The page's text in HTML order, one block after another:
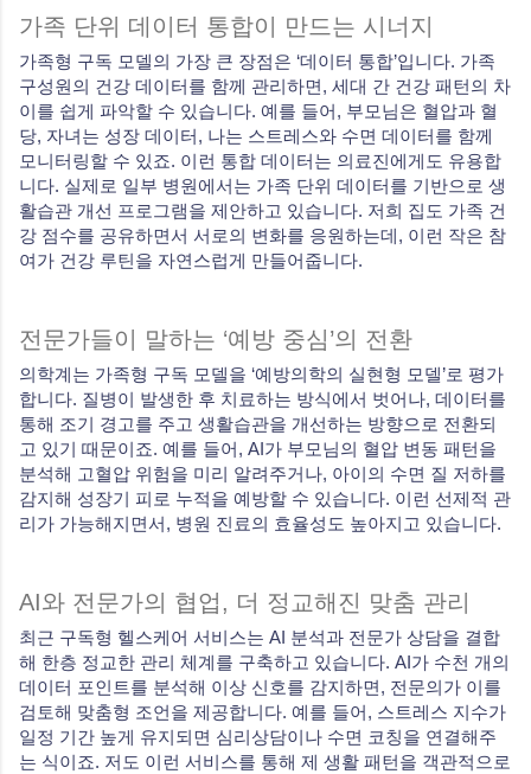
가족 단위 데이터 통합이 만드는 시너지
가족형 구독 모델의 가장 큰 장점은 ‘데이터 통합’입니다. 가족
구성원의 건강 데이터를 함께 관리하면, 세대 간 건강 패턴의 차
이를 쉽게 파악할 수 있습니다. 예를 들어, 부모님은 혈압과 혈
당, 자녀는 성장 데이터, 나는 스트레스와 수면 데이터를 함께
모니터링할 수 있죠. 이런 통합 데이터는 의료진에게도 유용합
니다. 실제로 일부 병원에서는 가족 단위 데이터를 기반으로 생
활습관 개선 프로그램을 제안하고 있습니다. 저희 집도 가족 건
강 점수를 공유하면서 서로의 변화를 응원하는데, 이런 작은 참
여가 건강 루틴을 자연스럽게 만들어줍니다.
전문가들이 말하는 ‘예방 중심’의 전환
의학계는 가족형 구독 모델을 ‘예방의학의 실현형 모델’로 평가
합니다. 질병이 발생한 후 치료하는 방식에서 벗어나, 데이터를
통해 조기 경고를 주고 생활습관을 개선하는 방향으로 전환되
고 있기 때문이죠. 예를 들어, AI가 부모님의 혈압 변동 패턴을
분석해 고혈압 위험을 미리 알려주거나, 아이의 수면 질 저하를
감지해 성장기 피로 누적을 예방할 수 있습니다. 이런 선제적 관
리가 가능해지면서, 병원 진료의 효율성도 높아지고 있습니다.
AI와 전문가의 협업, 더 정교해진 맞춤 관리
최근 구독형 헬스케어 서비스는 AI 분석과 전문가 상담을 결합
해 한층 정교한 관리 체계를 구축하고 있습니다. AI가 수천 개의
데이터 포인트를 분석해 이상 신호를 감지하면, 전문의가 이를
검토해 맞춤형 조언을 제공합니다. 예를 들어, 스트레스 지수가
일정 기간 높게 유지되면 심리상담이나 수면 코칭을 연결해주
는 식이죠. 저도 이런 서비스를 통해 제 생활 패턴을 객관적으로